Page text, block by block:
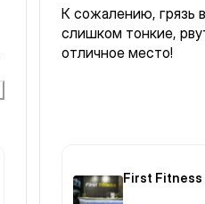
К сожалению, грязь в раздевалке. А всё из-за бахил,
слишком тонкие, рвутся, не держат воду. А в остальном
отличное место!
First Fitness